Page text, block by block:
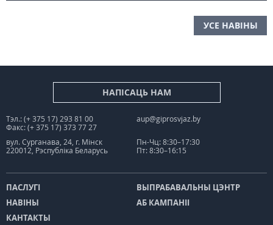
УСЕ НАВІНЫ
НАПІСАЦЬ НАМ
Тэл.: (+ 375 17) 293 81 00
Факс: (+ 375 17) 373 77 27
aup@giprosvjaz.by
вул. Сурганава, 24, г. Мінск
220012, Рэспубліка Беларусь
Пн-Чц: 8:30–17:30
Пт: 8:30–16:15
ПАСЛУГІ
ВЫПРАБАВАЛЬНЫ ЦЭНТР
НАВІНЫ
АБ КАМПАНІІ
КАНТАКТЫ